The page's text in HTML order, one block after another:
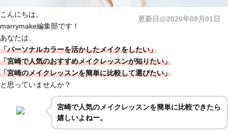
更新日@2026年08月01日
こんにちは。
marrymake編集部です！
あなたは、
「パーソナルカラーを活かしたメイクをしたい」
「宮崎で人気のおすすめメイクレッスンが知りたい」
「宮崎のメイクレッスンを簡単に比較して選びたい」
と思っていませんか？
宮崎で人気のメイクレッスンを簡単に比較できたら
嬉しいよねー。